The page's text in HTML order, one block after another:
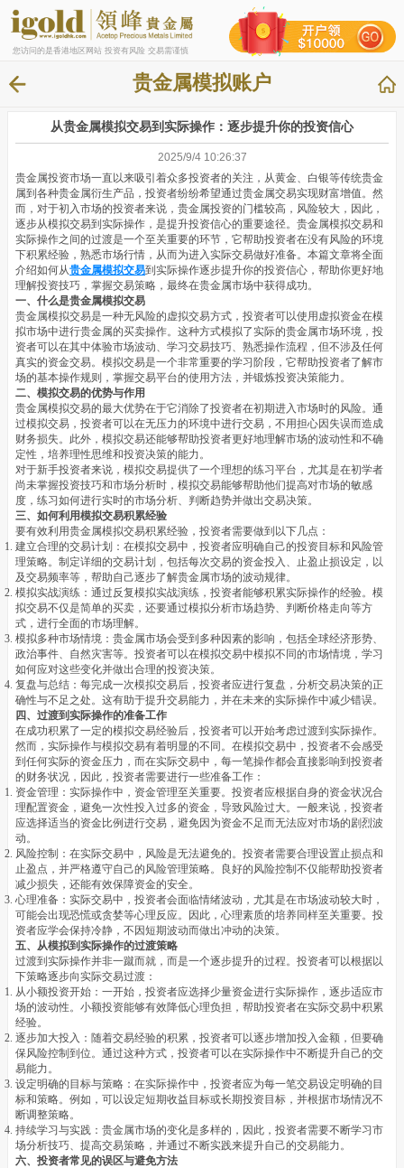
您访问的是香港地区网站 投资有风险 交易需谨慎
贵金属模拟账户
从贵金属模拟交易到实际操作：逐步提升你的投资信心
2025/9/4 10:26:37
贵金属投资市场一直以来吸引着众多投资者的关注，从黄金、白银等传统贵金
属到各种贵金属衍生产品，投资者纷纷希望通过贵金属交易实现财富增值。然
而，对于初入市场的投资者来说，贵金属投资的门槛较高，风险较大，因此，
逐步从模拟交易到实际操作，是提升投资信心的重要途径。贵金属模拟交易和
实际操作之间的过渡是一个至关重要的环节，它帮助投资者在没有风险的环境
下积累经验，熟悉市场行情，从而为进入实际交易做好准备。本篇文章将全面
介绍如何从贵金属模拟交易到实际操作逐步提升你的投资信心，帮助你更好地
理解投资技巧，掌握交易策略，最终在贵金属市场中获得成功。
一、什么是贵金属模拟交易
贵金属模拟交易是一种无风险的虚拟交易方式，投资者可以使用虚拟资金在模
拟市场中进行贵金属的买卖操作。这种方式模拟了实际的贵金属市场环境，投
资者可以在其中体验市场波动、学习交易技巧、熟悉操作流程，但不涉及任何
真实的资金交易。模拟交易是一个非常重要的学习阶段，它帮助投资者了解市
场的基本操作规则，掌握交易平台的使用方法，并锻炼投资决策能力。
二、模拟交易的优势与作用
贵金属模拟交易的最大优势在于它消除了投资者在初期进入市场时的风险。通
过模拟交易，投资者可以在无压力的环境中进行交易，不用担心因失误而造成
财务损失。此外，模拟交易还能够帮助投资者更好地理解市场的波动性和不确
定性，培养理性思维和投资决策的能力。
对于新手投资者来说，模拟交易提供了一个理想的练习平台，尤其是在初学者
尚未掌握投资技巧和市场分析时，模拟交易能够帮助他们提高对市场的敏感
度，练习如何进行实时的市场分析、判断趋势并做出交易决策。
三、如何利用模拟交易积累经验
要有效利用贵金属模拟交易积累经验，投资者需要做到以下几点：
建立合理的交易计划：在模拟交易中，投资者应明确自己的投资目标和风险管
理策略。制定详细的交易计划，包括每次交易的资金投入、止盈止损设定，以
及交易频率等，帮助自己逐步了解贵金属市场的波动规律。
模拟实战演练：通过反复模拟实战演练，投资者能够积累实际操作的经验。模
拟交易不仅是简单的买卖，还要通过模拟分析市场趋势、判断价格走向等方
式，进行全面的市场理解。
模拟多种市场情境：贵金属市场会受到多种因素的影响，包括全球经济形势、
政治事件、自然灾害等。投资者可以在模拟交易中模拟不同的市场情境，学习
如何应对这些变化并做出合理的投资决策。
复盘与总结：每完成一次模拟交易后，投资者应进行复盘，分析交易决策的正
确性与不足之处。这有助于提升交易能力，并在未来的实际操作中减少错误。
四、过渡到实际操作的准备工作
在成功积累了一定的模拟交易经验后，投资者可以开始考虑过渡到实际操作。
然而，实际操作与模拟交易有着明显的不同。在模拟交易中，投资者不会感受
到任何实际的资金压力，而在实际交易中，每一笔操作都会直接影响到投资者
的财务状况，因此，投资者需要进行一些准备工作：
资金管理：实际操作中，资金管理至关重要。投资者应根据自身的资金状况合
理配置资金，避免一次性投入过多的资金，导致风险过大。一般来说，投资者
应选择适当的资金比例进行交易，避免因为资金不足而无法应对市场的剧烈波
动。
风险控制：在实际交易中，风险是无法避免的。投资者需要合理设置止损点和
止盈点，并严格遵守自己的风险管理策略。良好的风险控制不仅能帮助投资者
减少损失，还能有效保障资金的安全。
心理准备：实际交易中，投资者会面临情绪波动，尤其是在市场波动较大时，
可能会出现恐慌或贪婪等心理反应。因此，心理素质的培养同样至关重要。投
资者应学会保持冷静，不因短期波动而做出冲动的决策。
五、从模拟到实际操作的过渡策略
过渡到实际操作并非一蹴而就，而是一个逐步提升的过程。投资者可以根据以
下策略逐步向实际交易过渡：
从小额投资开始：一开始，投资者应选择少量资金进行实际操作，逐步适应市
场的波动性。小额投资能够有效降低心理负担，帮助投资者在实际交易中积累
经验。
逐步加大投入：随着交易经验的积累，投资者可以逐步增加投入金额，但要确
保风险控制到位。通过这种方式，投资者可以在实际操作中不断提升自己的交
易能力。
设定明确的目标与策略：在实际操作中，投资者应为每一笔交易设定明确的目
标和策略。例如，可以设定短期收益目标或长期投资目标，并根据市场情况不
断调整策略。
持续学习与实践：贵金属市场的变化是多样的，因此，投资者需要不断学习市
场分析技巧、提高交易策略，并通过不断实践来提升自己的交易能力。
六、投资者常见的误区与避免方法